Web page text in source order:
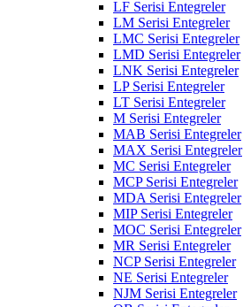
LF Serisi Entegreler
LM Serisi Entegreler
LMC Serisi Entegreler
LMD Serisi Entegreler
LNK Serisi Entegreler
LP Serisi Entegreler
LT Serisi Entegreler
M Serisi Entegreler
MAB Serisi Entegreler
MAX Serisi Entegreler
MC Serisi Entegreler
MCP Serisi Entegreler
MDA Serisi Entegreler
MIP Serisi Entegreler
MOC Serisi Entegreler
MR Serisi Entegreler
NCP Serisi Entegreler
NE Serisi Entegreler
NJM Serisi Entegreler